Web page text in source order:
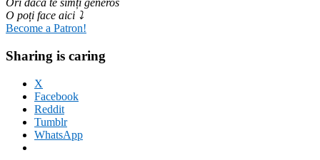
Ori dacă te simți generos
O poți face aici ⤵
Become a Patron!
Sharing is caring
X
Facebook
Reddit
Tumblr
WhatsApp